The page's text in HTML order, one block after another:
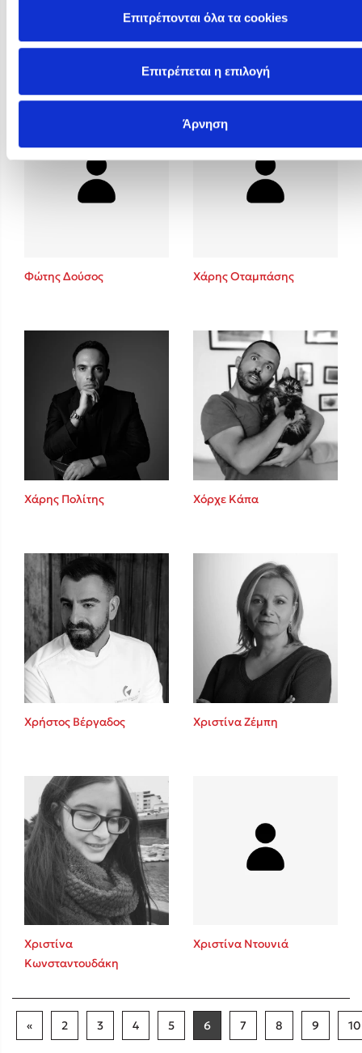
Επιτρέπονται όλα τα cookies
Επιτρέπεται η επιλογή
Άρνηση
Φυστίκι ΠουΚυλάει
Φωτεινή Καραγρηγόρη
Φώτης Δούσος Χάρης Οταμπάσης
Χάρης Πολίτης Χόρχε Κάπα
Χρήστος Βέργαδος Χριστίνα Ζέμπη
Χριστίνα
Κωνσταντουδάκη
Χριστίνα Ντουνιά
« 2 3 4 5 6 7 8 9 10